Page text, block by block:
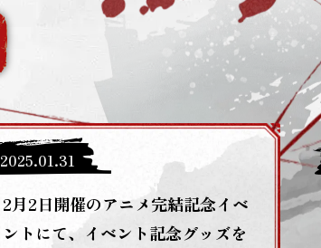
2025.01.31
2月2日開催のアニメ完結記念イベ
ントにて、イベント記念グッズを